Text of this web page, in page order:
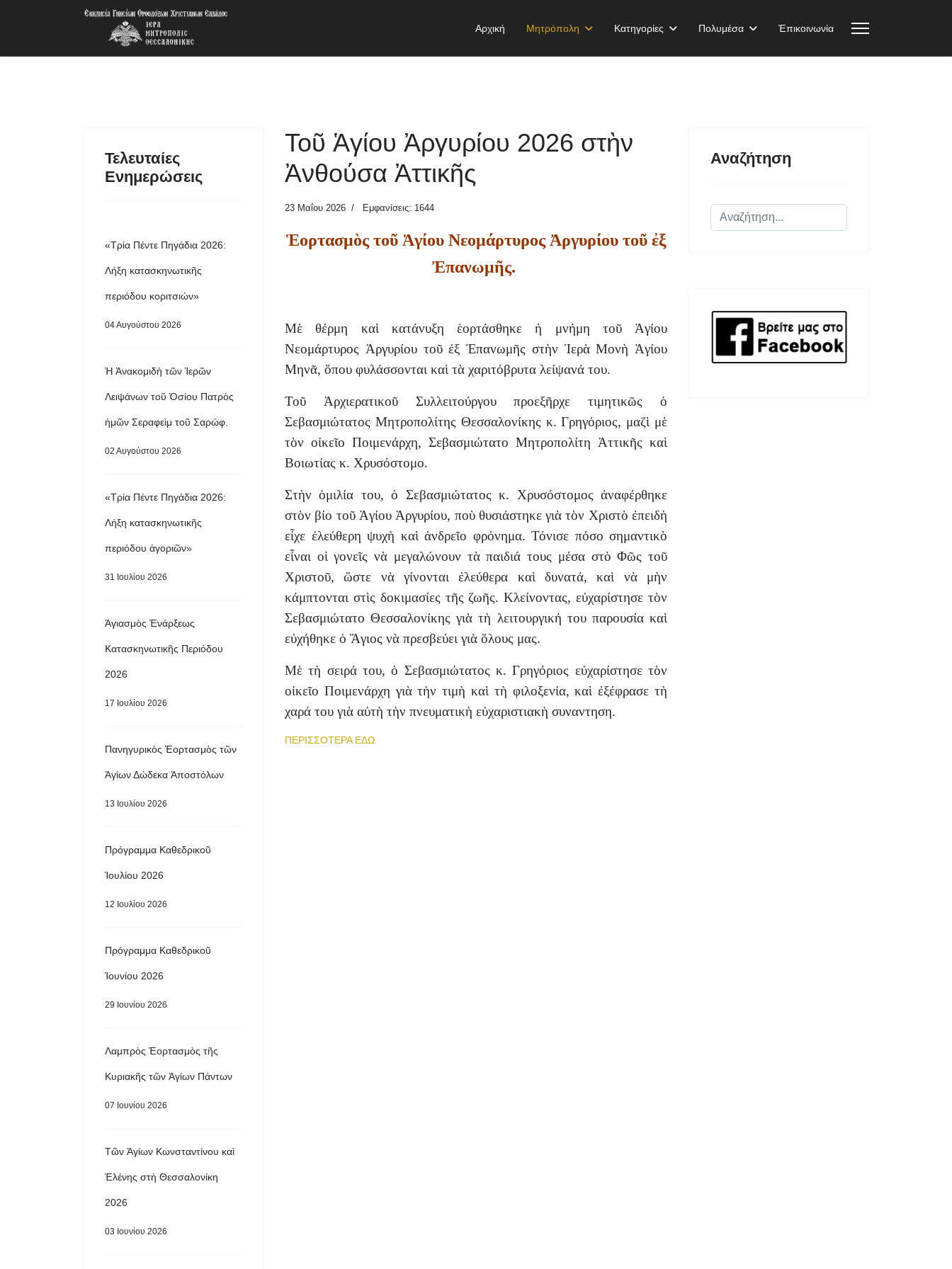
Αρχική Μητρόπολη Κατηγορίες Πολυμέσα Ἐπικοινωνία
Τελευταίες
Ενημερώσεις
«Τρία Πέντε Πηγάδια 2026:
Λήξη κατασκηνωτικῆς
περιόδου κοριτσιών»
04 Αυγούστου 2026
Ἡ Ἀνακομιδὴ τῶν Ἱερῶν
Λειψάνων τοῦ Ὁσίου Πατρὸς
ἡμῶν Σεραφεὶμ τοῦ Σαρώφ.
02 Αυγούστου 2026
«Τρία Πέντε Πηγάδια 2026:
Λήξη κατασκηνωτικῆς
περιόδου ἀγοριῶν»
31 Ιουλίου 2026
Ἁγιασμὸς Ἐνάρξεως
Κατασκηνωτικῆς Περιόδου
2026
17 Ιουλίου 2026
Πανηγυρικὸς Ἑορτασμὸς τῶν
Ἁγίων Δώδεκα Ἀποστόλων
13 Ιουλίου 2026
Πρόγραμμα Καθεδρικοῦ
Ἰουλίου 2026
12 Ιουλίου 2026
Πρόγραμμα Καθεδρικοῦ
Ἰουνίου 2026
29 Ιουνίου 2026
Λαμπρὸς Ἑορτασμὸς τῆς
Κυριακῆς τῶν Ἁγίων Πάντων
07 Ιουνίου 2026
Τῶν Ἁγίων Κωνσταντίνου καὶ
Ἑλένης στὴ Θεσσαλονίκη
2026
03 Ιουνίου 2026
Τοῦ Ἁγίου Ἀργυρίου 2026 στὴν
Ἀνθούσα Ἀττικῆς
23 Μαΐου 2026 Εμφανίσεις: 1644
Ἑορτασμὸς τοῦ Ἁγίου Νεομάρτυρος Ἀργυρίου τοῦ ἐξ
Ἐπανωμῆς.
Μὲ θέρμη καὶ κατάνυξη ἑορτάσθηκε ἡ μνήμη τοῦ Ἁγίου
Νεομάρτυρος Ἀργυρίου τοῦ ἐξ Ἐπανωμῆς στὴν Ἱερὰ Μονὴ Ἁγίου
Μηνᾶ, ὅπου φυλάσσονται καὶ τὰ χαριτόβρυτα λείψανά του.
Τοῦ Ἀρχιερατικοῦ Συλλειτούργου προεξῆρχε τιμητικῶς ὁ
Σεβασμιώτατος Μητροπολίτης Θεσσαλονίκης κ. Γρηγόριος, μαζὶ μὲ
τὸν οἰκεῖο Ποιμενάρχη, Σεβασμιώτατο Μητροπολίτη Ἀττικῆς καὶ
Βοιωτίας κ. Χρυσόστομο.
Στὴν ὁμιλία του, ὁ Σεβασμιώτατος κ. Χρυσόστομος ἀναφέρθηκε
στὸν βίο τοῦ Ἁγίου Ἀργυρίου, ποὺ θυσιάστηκε γιὰ τὸν Χριστὸ ἐπειδὴ
εἶχε ἐλεύθερη ψυχὴ καὶ ἀνδρεῖο φρόνημα. Τόνισε πόσο σημαντικὸ
εἶναι οἱ γονεῖς νὰ μεγαλώνουν τὰ παιδιά τους μέσα στὸ Φῶς τοῦ
Χριστοῦ, ὥστε νὰ γίνονται ἐλεύθερα καὶ δυνατά, καὶ νὰ μὴν
κάμπτονται στὶς δοκιμασίες τῆς ζωῆς. Κλείνοντας, εὐχαρίστησε τὸν
Σεβασμιώτατο Θεσσαλονίκης γιὰ τὴ λειτουργική του παρουσία καὶ
εὐχήθηκε ὁ Ἅγιος νὰ πρεσβεύει γιὰ ὅλους μας.
Μὲ τὴ σειρά του, ὁ Σεβασμιώτατος κ. Γρηγόριος εὐχαρίστησε τὸν
οἰκεῖο Ποιμενάρχη γιὰ τὴν τιμὴ καὶ τὴ φιλοξενία, καὶ ἐξέφρασε τὴ
χαρά του γιὰ αὐτὴ τὴν πνευματικὴ εὐχαριστιακὴ συναντηση.
ΠΕΡΙΣΣΟΤΕΡΑ ΕΔΩ
Αναζήτηση
Αναζήτηση...